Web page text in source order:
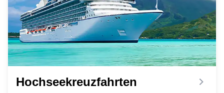
Hochseekreuzfahrten